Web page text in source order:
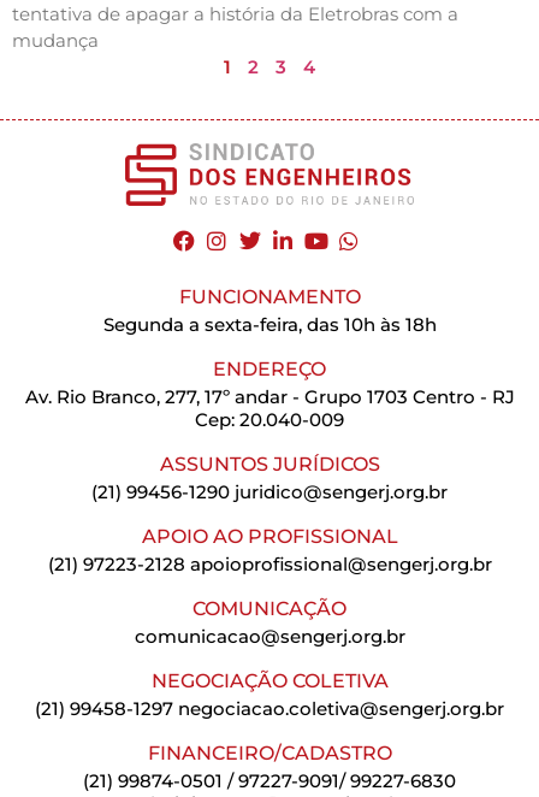
tentativa de apagar a história da Eletrobras com a
mudança
1
2 3 4
FUNCIONAMENTO
Segunda a sexta-feira, das 10h às 18h
ENDEREÇO
Av. Rio Branco, 277, 17º andar - Grupo 1703 Centro - RJ
Cep: 20.040-009
ASSUNTOS JURÍDICOS
(21) 99456-1290 juridico@sengerj.org.br
APOIO AO PROFISSIONAL
(21) 97223-2128 apoioprofissional@sengerj.org.br
COMUNICAÇÃO
comunicacao@sengerj.org.br
NEGOCIAÇÃO COLETIVA
(21) 99458-1297 negociacao.coletiva@sengerj.org.br
FINANCEIRO/CADASTRO
(21) 99874-0501 / 97227-9091/ 99227-6830